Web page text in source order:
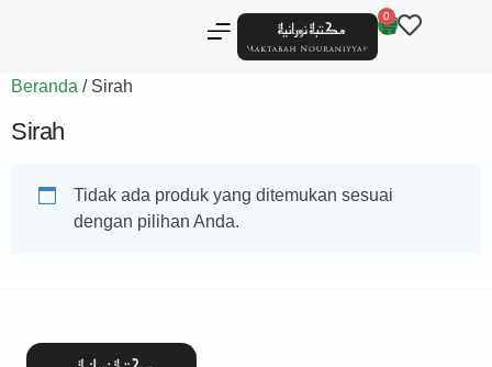
0
Beranda / Sirah
Sirah
Tidak ada produk yang ditemukan sesuai
dengan pilihan Anda.